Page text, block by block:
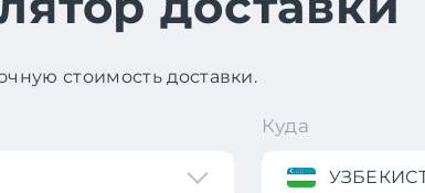
стоимость доставки.
Куда